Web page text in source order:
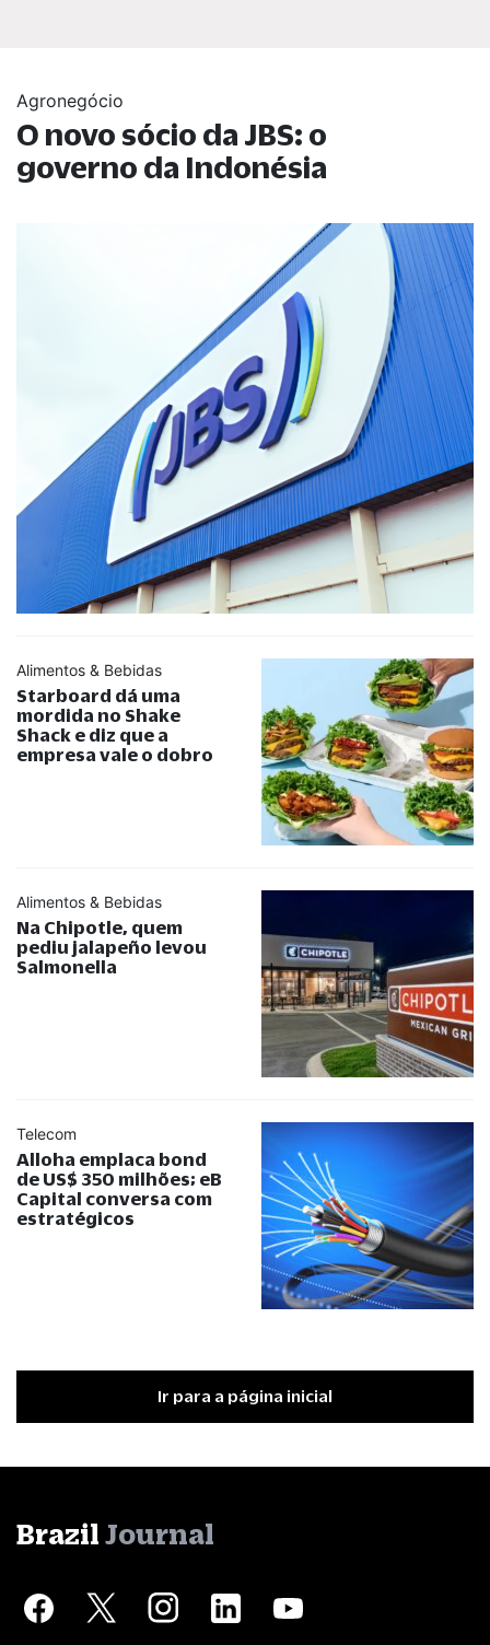
Agronegócio
O novo sócio da JBS: o
governo da Indonésia
Alimentos & Bebidas
Starboard dá uma
mordida no Shake
Shack e diz que a
empresa vale o dobro
Alimentos & Bebidas
Na Chipotle, quem
pediu jalapeño levou
Salmonella
Telecom
Alloha emplaca bond
de US$ 350 milhões; eB
Capital conversa com
estratégicos
Ir para a página inicial
Brazil Journal